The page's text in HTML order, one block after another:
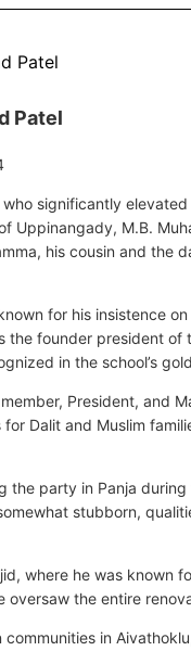
Patel
significantly
Uppinangady, M.B.
his cousin and the
for his insistence
founder president of
in the school’s
President, and
Dalit and Muslim
the party in Panja
stubborn,
where he was known
oversaw the entire
in